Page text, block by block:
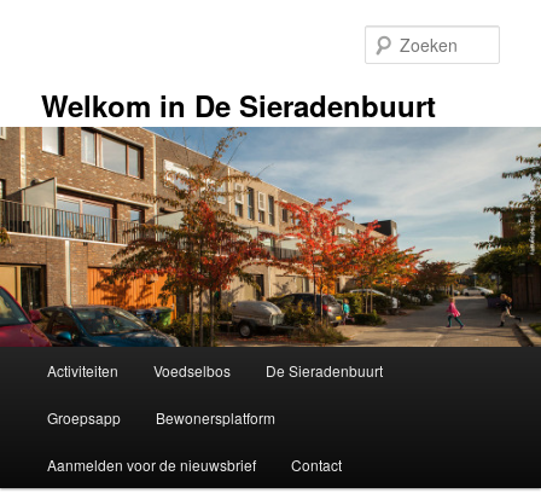
inhoudWelkom in De Sieradenbuurt
Activiteiten Voedselbos De Sieradenbuurt
Groepsapp Bewonersplatform
Aanmelden voor de nieuwsbrief Contact